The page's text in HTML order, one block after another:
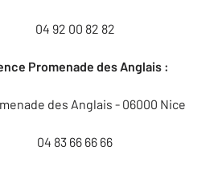
04 92 00 82 82
Promenade des Anglais :
des Anglais - 06000 Nice
04 83 66 66 66